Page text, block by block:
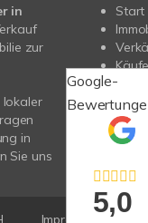
Google-
5,0
in
zur
lokaler
in
Sie uns
Start
Über
Impressum AGB